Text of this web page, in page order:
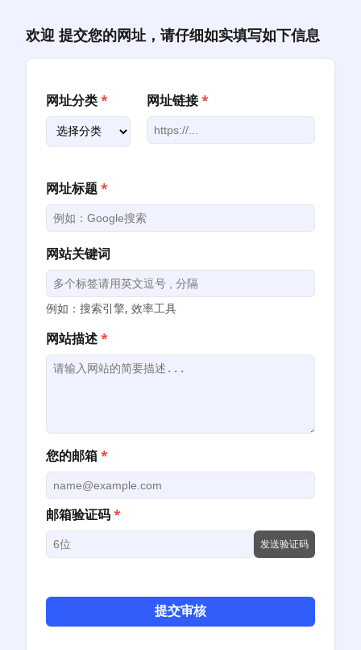
欢迎 提交您的网址，请仔细如实填写如下信息
网址分类* 网址链接*
网址标题*
网站关键词
例如：搜索引擎, 效率工具
网站描述*
您的邮箱*
邮箱验证码*
发送验证码
提交审核